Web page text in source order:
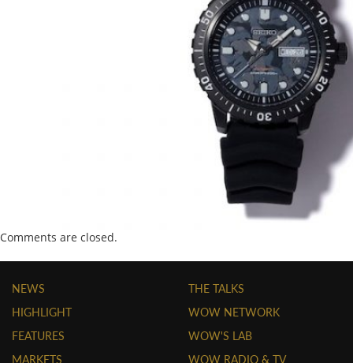
Comments are closed.
NEWS
HIGHLIGHT
FEATURES
MARKETS
THE TALKS
WOW NETWORK
WOW'S LAB
WOW RADIO & TV